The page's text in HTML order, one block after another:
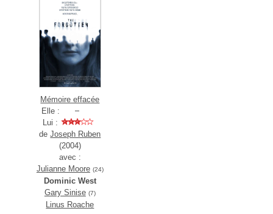
Mémoire effacée
Elle :
Lui :
deJoseph Ruben
(2004)
avec :
Julianne Moore (24)
Dominic West
Gary Sinise (7)
Linus Roache